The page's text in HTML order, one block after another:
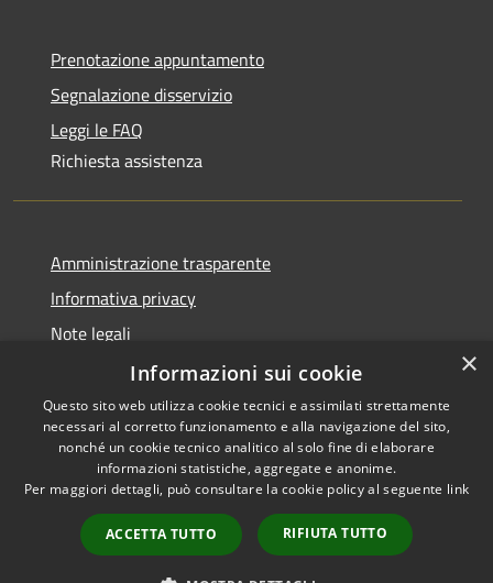
Prenotazione appuntamento
Segnalazione disservizio
Leggi le FAQ
Richiesta assistenza
Amministrazione trasparente
Informativa privacy
Note legali
Dichiarazione di accessibilità
RSS
Accessibilità
Copyright © 2026 • Comune di
Municipium•
Accesso
redazione
×
Informazioni sui cookie
Questo sito web utilizza cookie tecnici e assimilati strettamente
necessari al corretto funzionamento e alla navigazione del sito,
nonché un cookie tecnico analitico al solo fine di elaborare
informazioni statistiche, aggregate e anonime.
Per maggiori dettagli, può consultare la cookie policy al seguente link
ACCETTA TUTTO RIFIUTA TUTTO